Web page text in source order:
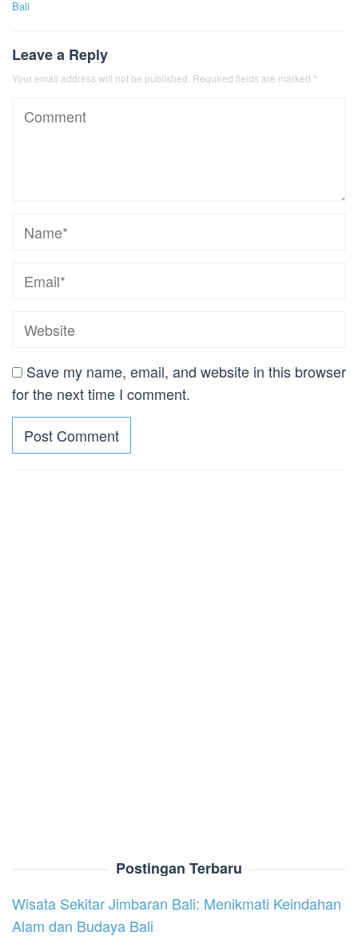
Bali
Leave a Reply
Your email address will not be published. Required fields are marked *
Save my name, email, and website in this browser
for the next time I comment.
Postingan Terbaru
Wisata Sekitar Jimbaran Bali: Menikmati Keindahan
Alam dan Budaya Bali